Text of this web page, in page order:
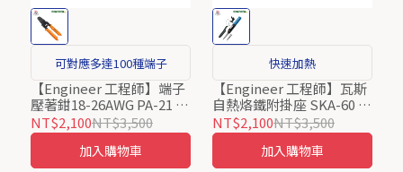
可對應多達100種端子
【Engineer 工程師】端子
壓著鉗18-26AWG PA-21 日
本製
NT$2,100NT$3,500
加入購物車
快速加熱
【Engineer 工程師】瓦斯
自熱烙鐵附掛座 SKA-60 日
本製
NT$2,100NT$3,500
加入購物車